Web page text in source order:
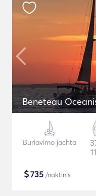
Beneteau
Buriavimo jachta
$735 /naktinis